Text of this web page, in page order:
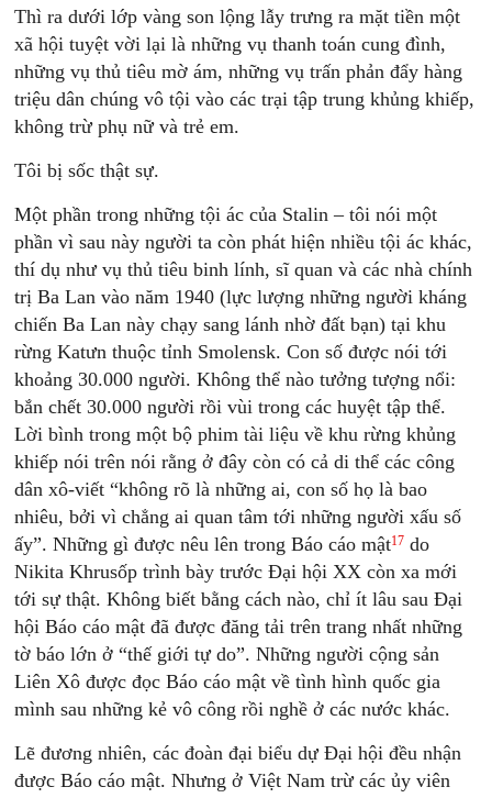
Thì ra dưới lớp vàng son lộng lẫy trưng ra mặt tiền một
xã hội tuyệt vời lại là những vụ thanh toán cung đình,
những vụ thủ tiêu mờ ám, những vụ trấn phản đẩy hàng
triệu dân chúng vô tội vào các trại tập trung khủng khiếp,
không trừ phụ nữ và trẻ em.
Tôi bị sốc thật sự.
Một phần trong những tội ác của Stalin – tôi nói một
phần vì sau này người ta còn phát hiện nhiều tội ác khác,
thí dụ như vụ thủ tiêu binh lính, sĩ quan và các nhà chính
trị Ba Lan vào năm 1940 (lực lượng những người kháng
chiến Ba Lan này chạy sang lánh nhờ đất bạn) tại khu
rừng Katưn thuộc tỉnh Smolensk. Con số được nói tới
khoảng 30.000 người. Không thể nào tưởng tượng nổi:
bắn chết 30.000 người rồi vùi trong các huyệt tập thể.
Lời bình trong một bộ phim tài liệu về khu rừng khủng
khiếp nói trên nói rằng ở đây còn có cả di thể các công
dân xô-viết “không rõ là những ai, con số họ là bao
nhiêu, bởi vì chẳng ai quan tâm tới những người xấu số
ấy”. Những gì được nêu lên trong Báo cáo mật17 do
Nikita Khrusốp trình bày trước Ðại hội XX còn xa mới
tới sự thật. Không biết bằng cách nào, chỉ ít lâu sau Ðại
hội Báo cáo mật đã được đăng tải trên trang nhất những
tờ báo lớn ở “thế giới tự do”. Những người cộng sản
Liên Xô được đọc Báo cáo mật về tình hình quốc gia
mình sau những kẻ vô công rồi nghề ở các nước khác.
Lẽ đương nhiên, các đoàn đại biểu dự Ðại hội đều nhận
được Báo cáo mật. Nhưng ở Việt Nam trừ các ủy viên